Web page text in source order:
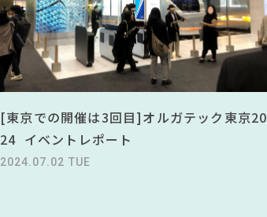
[東京での開催は3回目]オルガテック東京20
24 イベントレポート
2024.07.02 TUE